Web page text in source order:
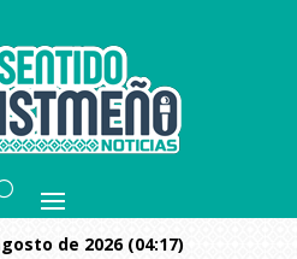
de 2026 (04:17)